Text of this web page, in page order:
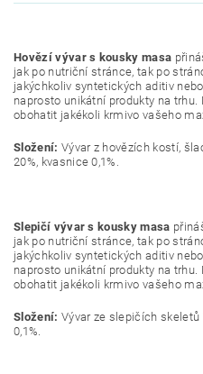
Hovězí vývar s kousky masa
jak po nutriční stránce, tak po
jakýchkoliv syntetických aditiv
naprosto unikátní produkty na
obohatit jakékoli krmivo vašeho
Složení: Vývar z hovězích kostí,
20%, kvasnice 0,1%.
Slepičí vývar s kousky masa
jak po nutriční stránce, tak po
jakýchkoliv syntetických aditiv
naprosto unikátní produkty na
obohatit jakékoli krmivo vašeho
Složení: Vývar ze slepičích skeletů
0,1%.